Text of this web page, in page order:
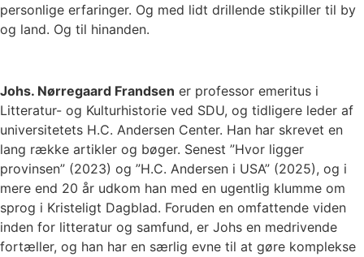
personlige erfaringer. Og med lidt drillende stikpiller til by
og land. Og til hinanden.
Johs. Nørregaard Frandsen er professor emeritus i
Litteratur- og Kulturhistorie ved SDU, og tidligere leder af
universitetets H.C. Andersen Center. Han har skrevet en
lang række artikler og bøger. Senest ”Hvor ligger
provinsen” (2023) og ”H.C. Andersen i USA” (2025), og i
mere end 20 år udkom han med en ugentlig klumme om
sprog i Kristeligt Dagblad. Foruden en omfattende viden
inden for litteratur og samfund, er Johs en medrivende
fortæller, og han har en særlig evne til at gøre komplekse